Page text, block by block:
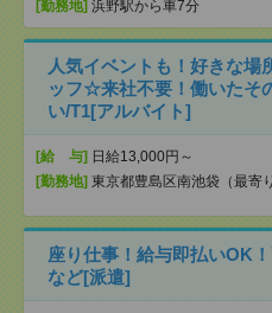
[勤務地] 浜野駅から車7分
人気イベントも！好きな場
ッフ☆来社不要！働いたそ
い/T1[アルバイト]
[給 与] 日給13,000円～
[勤務地] 東京都豊島区南池袋（最寄
座り仕事！給与即払いOK
など[派遣]